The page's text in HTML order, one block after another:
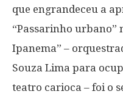
que engrandeceu a
“Passarinho urbano”
Ipanema” –
Souza Lima para
teatro carioca – foi o